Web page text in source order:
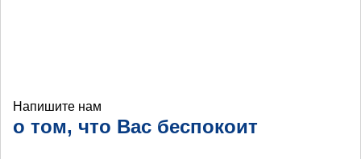
Напишите нам
о том, что Вас беспокоит